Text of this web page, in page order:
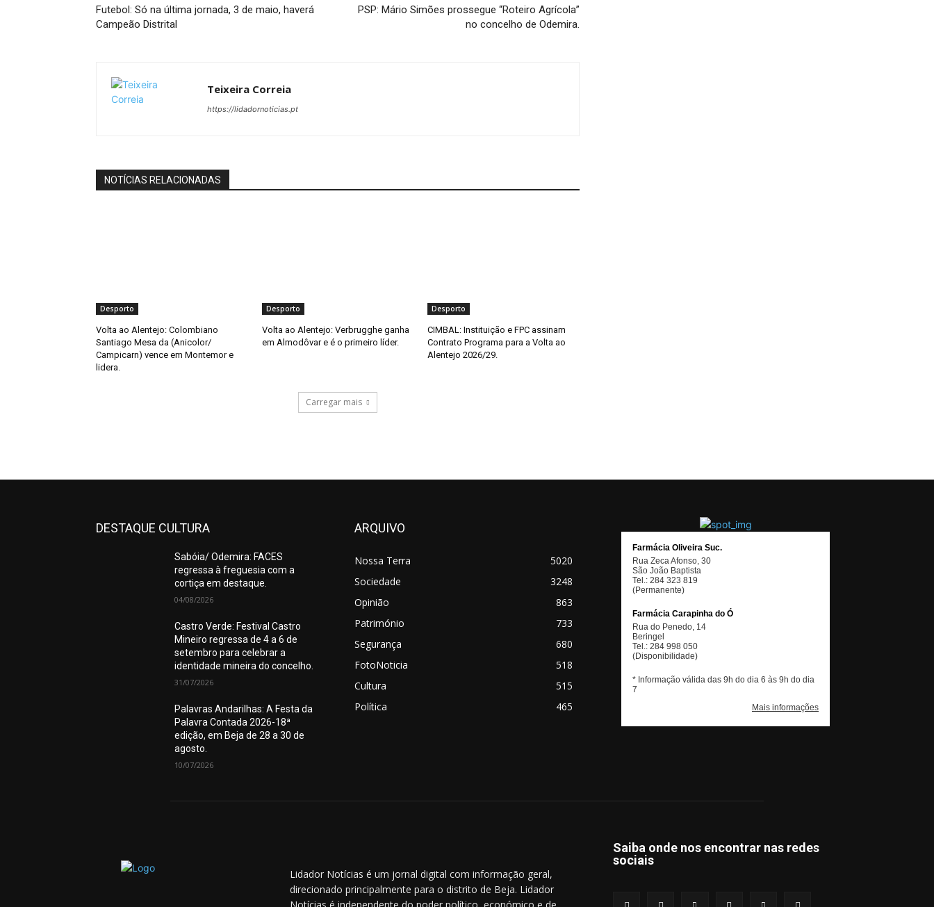
Futebol: Só na última jornada, 3 de maio, haverá
Campeão Distrital
PSP: Mário Simões prossegue “Roteiro Agrícola”
no concelho de Odemira.
Teixeira Correia
https://lidadornoticias.pt
NOTÍCIAS RELACIONADAS
Desporto
Volta ao Alentejo: Colombiano
Santiago Mesa da (Anicolor/
Campicarn) vence em Montemor e
lidera.
Desporto
Volta ao Alentejo: Verbrugghe ganha
em Almodôvar e é o primeiro líder.
Desporto
CIMBAL: Instituição e FPC assinam
Contrato Programa para a Volta ao
Alentejo 2026/29.
Carregar mais
DESTAQUE CULTURA
Sabóia/ Odemira: FACES
regressa à freguesia com a
cortiça em destaque.
04/08/2026
Castro Verde: Festival Castro
Mineiro regressa de 4 a 6 de
setembro para celebrar a
identidade mineira do concelho.
31/07/2026
Palavras Andarilhas: A Festa da
Palavra Contada 2026-18ª
edição, em Beja de 28 a 30 de
agosto.
10/07/2026
ARQUIVO
Nossa Terra
5020
Sociedade
3248
Opinião
863
Património
733
Segurança
680
FotoNoticia
518
Cultura
515
Política
465
Lidador Notícias é um jornal digital com informação geral,
direcionado principalmente para o distrito de Beja. Lidador
Saiba onde nos encontrar nas redes
sociais